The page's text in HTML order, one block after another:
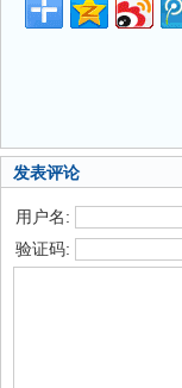
发表评论
用户名:
验证码: